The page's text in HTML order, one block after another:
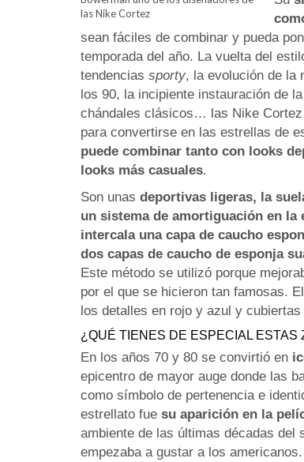
las Nike Cortez
sean fáciles de combinar y pueda
temporada del año. La vuelta del
tendencias sporty, la evolución de la
los 90, la incipiente instauración de
chándales clásicos… las Nike
para convertirse en las estrellas de
puede combinar tanto con looks
looks más casuales.
Son unas deportivas ligeras, la
un sistema de amortiguación en la
intercala una capa de caucho
dos capas de caucho de esponja
Este método se utilizó porque
por el que se hicieron tan famosas.
los detalles en rojo y azul y
¿QUÉ TIENES DE ESPECIAL ESTAS
En los años 70 y 80 se convirtió en
epicentro de mayor auge donde las
como símbolo de pertenencia e
estrellato fue su aparición en la
ambiente de las últimas décadas del
empezaba a gustar a los